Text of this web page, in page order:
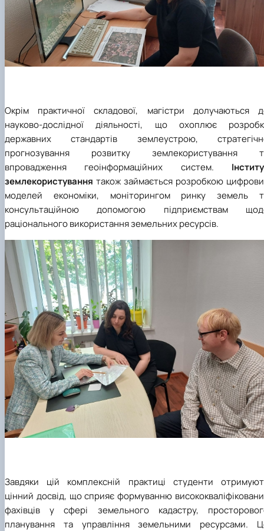
Окрім практичної складової, магістри долучаються
науково-дослідної діяльності, що охоплює
державних стандартів землеустрою,
прогнозування розвитку землекористування
впровадження геоінформаційних систем.
землекористування також займається розробкою
моделей економіки, моніторингом ринку земель
консультаційною допомогою підприємствам
раціонального використання земельних ресурсів.
Завдяки цій комплексній практиці студенти
цінний досвід, що сприяє формуванню
фахівців у сфері земельного кадастру,
планування та управління земельними ресурсами.